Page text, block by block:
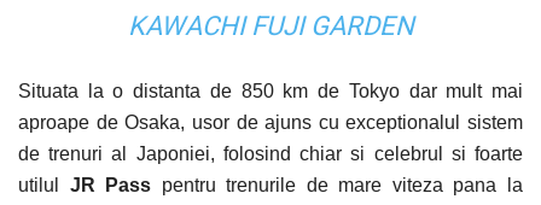
KAWACHI FUJI GARDEN
Situata la o distanta de 850 km de Tokyo dar mult mai
aproape de Osaka, usor de ajuns cu exceptionalul sistem
de trenuri al Japoniei, folosind chiar si celebrul si foarte
utilul JR Pass pentru trenurile de mare viteza pana la